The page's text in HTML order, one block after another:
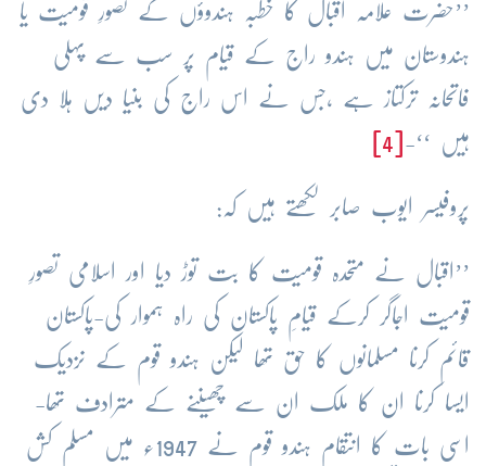
’’حضرت علامہ اقبال کا خطبہ ہندوؤں کے تصورِ قومیت یا
ہندوستان میں ہندو راج کے قیام پر سب سے پہلی
فاتحانہ ترکتاز ہے ،جس نے اس راج کی بنیا دیں ہلا دی
ہیں ‘‘-
پروفیسر ایوب صابر لکھتے ہیں کہ:
’’اقبال نے متحدہ قومیت کا بت توڑ دیا اور اسلامی تصورِ
قومیت اجاگر کرکے قیامِ پاکستان کی راہ ہموار کی-پاکستان
قائم کرنا مسلمانوں کا حق تھا لیکن ہندو قوم کے نزدیک
ایسا کرنا ان کا ملک ان سے چھیننے کے مترادف تھا-
اسی بات کا انتقام ہندو قوم نے 1947ء میں مسلم کش